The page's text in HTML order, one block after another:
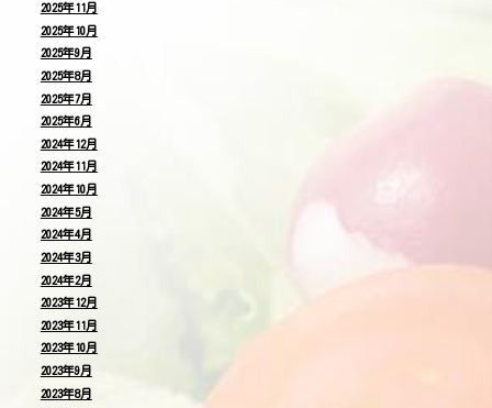
2025年11月
2025年10月
2025年9月
2025年8月
2025年7月
2025年6月
2024年12月
2024年11月
2024年10月
2024年5月
2024年4月
2024年3月
2024年2月
2023年12月
2023年11月
2023年10月
2023年9月
2023年8月